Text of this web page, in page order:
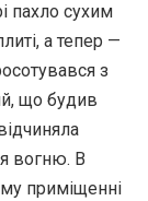
пахло сухим
а тепер —
з
що будив
вогню. В
приміщенні